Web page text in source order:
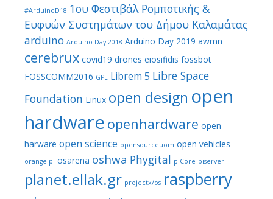
#ArduinoD18 1ου Φεστιβάλ Ρομποτικής &
Ευφυών Συστημάτων του Δήμου Καλαμάτας
arduino Arduino Day 2018 Arduino Day 2019 awmn
cerebrux covid19 drones eiosifidis fossbot
FOSSCOMM2016 GPL Librem 5 Libre Space
Foundation Linux open design open
hardware openhardware open
harware open science opensourceuom open vehicles
orange pi osarena oshwa Phygital piCore piserver
planet.ellak.gr projectx/os raspberry